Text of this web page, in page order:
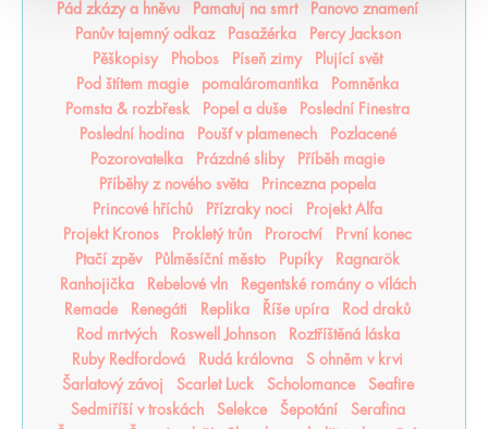
Pád zkázy a hněvu
Pamatuj na smrt
Panovo znamení
Panův tajemný odkaz
Pasažérka
Percy Jackson
Pěškopisy
Phobos Píseň zimy
Plující svět
Pod štítem magie
pomaláromantika
Pomněnka
Pomsta & rozbřesk
Popel a duše
Poslední Finestra
Poslední hodina
Poušť v plamenech
Pozlacené
Pozorovatelka
Prázdné sliby
Příběh magie
Příběhy z nového světa
Princezna popela
Princové hříchů
Přízraky noci
Projekt Alfa
Projekt Kronos
Prokletý trůn Proroctví
První konec
Ptačí zpěv
Půlměsíční město Pupíky
Ragnarök
Ranhojička
Rebelové vln
Regentské romány o vílách
Remade
Renegáti Replika Říše upíra
Rod draků
Rod mrtvých
Roswell Johnson
Roztříštěná láska
Ruby Redfordová
Rudá královna
S ohněm v krvi
Šarlatový závoj
Scarlet Luck Scholomance
Seafire
Sedmiříší v troskách
Selekce Šepotání
Serafina